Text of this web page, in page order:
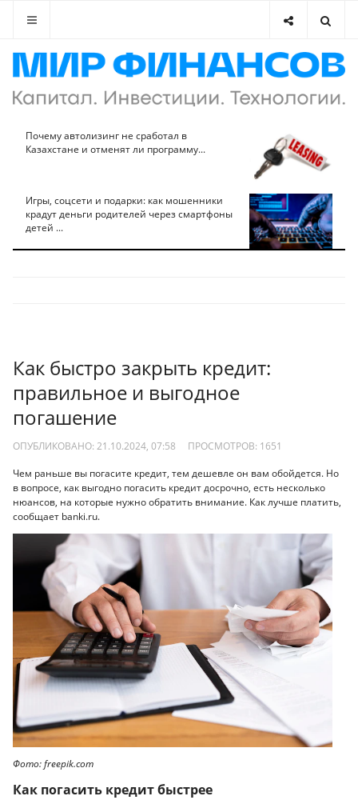
Почему автолизинг не сработал в
Казахстане и отменят ли программу...
Игры, соцсети и подарки: как мошенники
крадут деньги родителей через смартфоны
детей ...
Как быстро закрыть кредит:
правильное и выгодное
погашение
ОПУБЛИКОВАНО: 21.10.2024, 07:58 ПРОСМОТРОВ: 1651
Чем раньше вы погасите кредит, тем дешевле он вам обойдется. Но
в вопросе, как выгодно погасить кредит досрочно, есть несколько
нюансов, на которые нужно обратить внимание. Как лучше платить,
сообщает banki.ru.
Фото: freepik.com
Как погасить кредит быстрее